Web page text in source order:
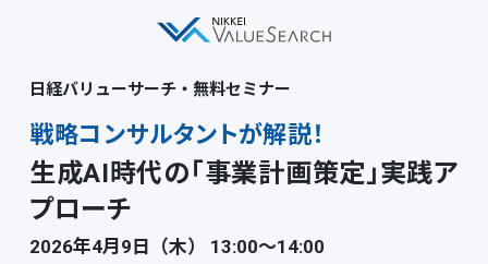
日経バリューサーチ・無料セミナー
戦略コンサルタントが解説！
生成AI時代の「事業計画策定」実践ア
プローチ
2026年4月9日（木） 13:00〜14:00